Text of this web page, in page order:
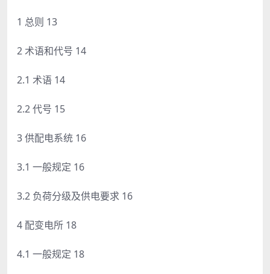
1 总则 13
2 术语和代号 14
2.1 术语 14
2.2 代号 15
3 供配电系统 16
3.1 一般规定 16
3.2 负荷分级及供电要求 16
4 配变电所 18
4.1 一般规定 18